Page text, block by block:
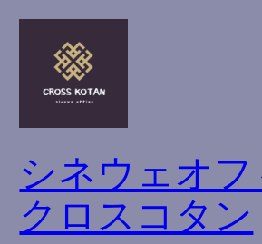
内
シネウェオ
クロスコタン